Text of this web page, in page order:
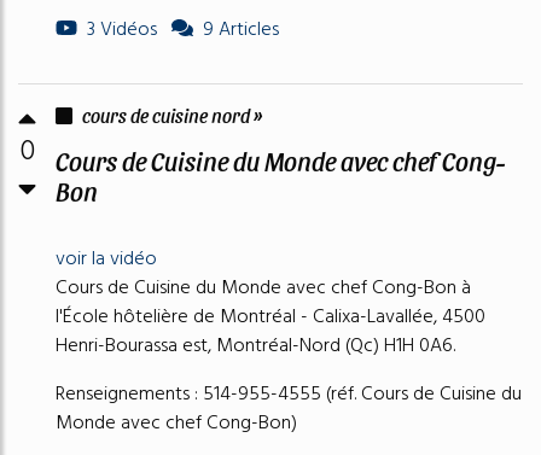
3 Vidéos
9 Articles
0
cours de cuisine nord »
Cours de Cuisine du Monde avec chef Cong-
Bon
voir la vidéo
Cours de Cuisine du Monde avec chef Cong-Bon à
l'École hôtelière de Montréal - Calixa-Lavallée, 4500
Henri-Bourassa est, Montréal-Nord (Qc) H1H 0A6.
Renseignements : 514-955-4555 (réf. Cours de Cuisine du
Monde avec chef Cong-Bon)